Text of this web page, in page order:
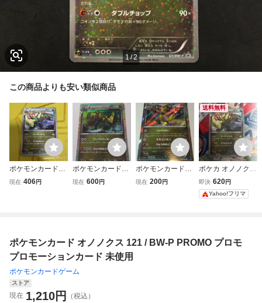
1/2
この商品よりも安い類似商品
ポケモンカード
オノノクス 121/
現在 406円
ポケモンカード★
DS★オノノクス
現在 600円
ポケモンカード★
XY8★オノノクス
現在 200円
送料無料
ポケカ オノノクス
プロモカード
即決 620円
Yahoo!フリマ
ポケモンカード オノノクス 121 / BW-P PROMO プロモ
プロモーションカード 未使用
ポケモンカードゲーム
ストア
現在 1,210円 （税込）